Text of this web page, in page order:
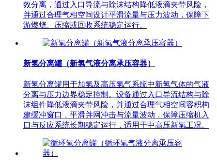
效分离，通过入口导流与除沫结构降低液滴夹带风险，
并通过合理气相空间设计平滑流量与压力波动，保障下
游燃烧、压缩或回收系统稳定运行。
新氢分离罐（新氢气液分离承压容器）
新氢分离罐用于加氢及高压氢气系统中新氢气体的气液
分离与压力边界稳定控制。设备通过入口导流结构与除
沫组件降低液滴夹带风险，并通过合理气相空间容积构
建缓冲窗口，平滑并网冲击与流量波动，保障压缩机入
口与反应系统长期稳定运行，适用于中高压新氢工况。